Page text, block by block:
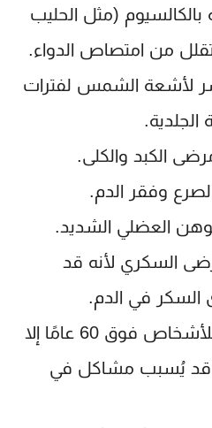
بالكالسيوم (مثل الحليب
تقلل من امتصاص الدواء.
لأشعة الشمس لفترات
الكبد والكلى.
وفقر الدم.
العضلي الشديد.
السكري لأنه قد
في الدم.
❌ لا يُنصح باستخدامه للأشخاص فوق 60 عامًا إلا
قد يُسبب مشاكل في